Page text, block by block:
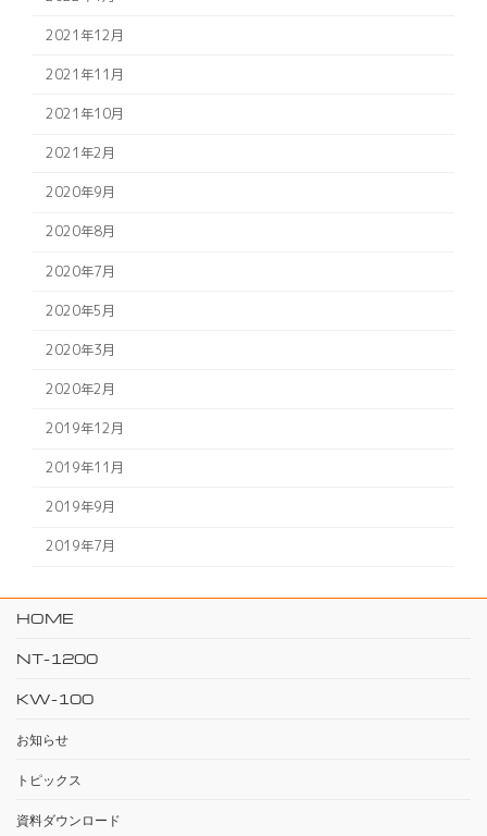
2021年12月
2021年11月
2021年10月
2021年2月
2020年9月
2020年8月
2020年7月
2020年5月
2020年3月
2020年2月
2019年12月
2019年11月
2019年9月
2019年7月
HOME
NT-1200
KW-100
お知らせ
トピックス
資料ダウンロード